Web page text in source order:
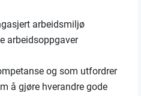
arbeidsmiljø
arbeidsoppgaver
og som utfordrer
å gjøre hverandre gode